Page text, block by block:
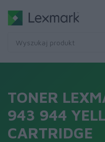
TONER
943 944
CARTRIDGE